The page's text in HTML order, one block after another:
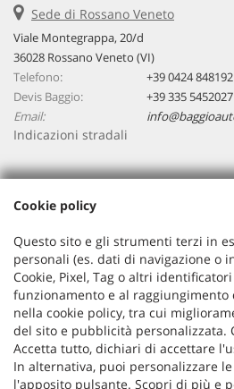
Sede di Rossano Veneto
Viale Montegrappa, 20/d
36028 Rossano Veneto (VI)
Telefono:
+39 0424 848192
Devis Baggio:
+39 335 5452027
Email:
Indicazioni stradali
Dati fiscali:
Baggio Auto Srl
Viale Montegrappa, 20/a, Rossano
C.F/P.IVA:03251490243
Registro delle imprese:VI
Cookie policy
Questo sito e gli strumenti terzi in
personali (es. dati di navigazione o
Cookie, Pixel, Tag o altri
funzionamento e al
nella cookie policy, tra cui
del sito e pubblicità personalizzata.
Accetta tutto, dichiari di accettare
In alternativa, puoi personalizzare
l'apposito pulsante. Scopri di più e